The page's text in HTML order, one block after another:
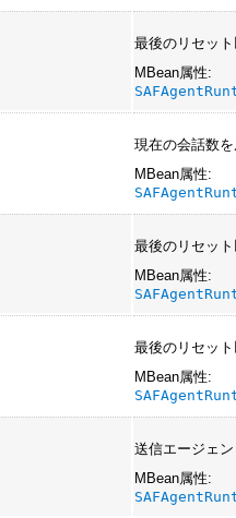
最後のリセッ
MBean属性:
現在の会話数を
MBean属性:
最後のリセット
MBean属性:
最後のリセット
MBean属性:
送信エージェ
MBean属性: